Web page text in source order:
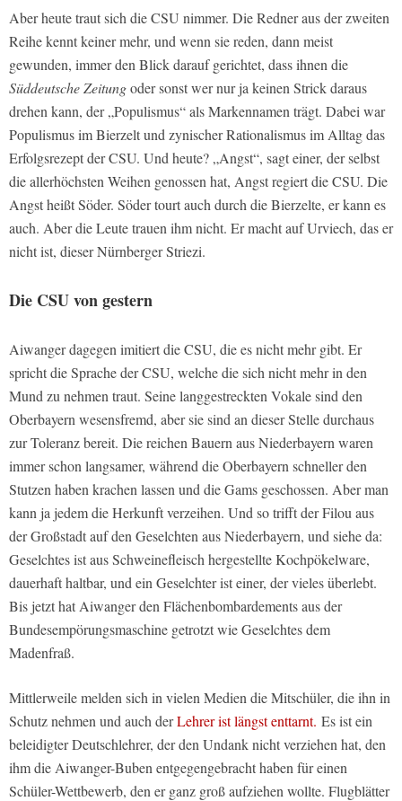
Aber heute traut sich die CSU nimmer. Die Redner aus der zweiten
Reihe kennt keiner mehr, und wenn sie reden, dann meist
gewunden, immer den Blick darauf gerichtet, dass ihnen die
Süddeutsche Zeitungoder sonst wer nur ja keinen Strick daraus
drehen kann, der „Populismus“ als Markennamen trägt. Dabei war
Populismus im Bierzelt und zynischer Rationalismus im Alltag das
Erfolgsrezept der CSU. Und heute? „Angst“, sagt einer, der selbst
die allerhöchsten Weihen genossen hat, Angst regiert die CSU. Die
Angst heißt Söder. Söder tourt auch durch die Bierzelte, er kann es
auch. Aber die Leute trauen ihm nicht. Er macht auf Urviech, das er
nicht ist, dieser Nürnberger Striezi.
Die CSU von gestern
Aiwanger dagegen imitiert die CSU, die es nicht mehr gibt. Er
spricht die Sprache der CSU, welche die sich nicht mehr in den
Mund zu nehmen traut. Seine langgestreckten Vokale sind den
Oberbayern wesensfremd, aber sie sind an dieser Stelle durchaus
zur Toleranz bereit. Die reichen Bauern aus Niederbayern waren
immer schon langsamer, während die Oberbayern schneller den
Stutzen haben krachen lassen und die Gams geschossen. Aber man
kann ja jedem die Herkunft verzeihen. Und so trifft der Filou aus
der Großstadt auf den Geselchten aus Niederbayern, und siehe da:
Geselchtes ist aus Schweinefleisch hergestellte Kochpökelware,
dauerhaft haltbar, und ein Geselchter ist einer, der vieles überlebt.
Bis jetzt hat Aiwanger den Flächenbombardements aus der
Bundesempörungsmaschine getrotzt wie Geselchtes dem
Madenfraß.
Mittlerweile melden sich in vielen Medien die Mitschüler, die ihn in
Schutz nehmen und auch derLehrer ist längst enttarnt. Es ist ein
beleidigter Deutschlehrer, der den Undank nicht verziehen hat, den
ihm die Aiwanger-Buben entgegengebracht haben für einen
Schüler-Wettbewerb, den er ganz groß aufziehen wollte. Flugblätter